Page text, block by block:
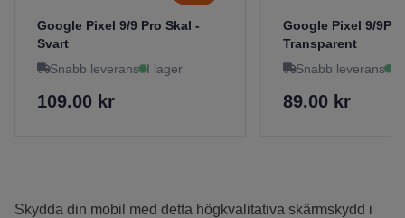
Google Pixel 9/9 Pro Skal -
Svart
Snabb leverans I lager
109.00 kr
Google Pixel 9/
Transparent
Snabb leverans
89.00 kr
Skydda din mobil med detta högkvalitativa skärmskydd i